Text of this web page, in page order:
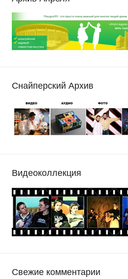
Снайперский Архив
Видеоколлекция
Свежие комментарии